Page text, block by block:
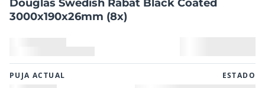
3000x190x26mm (8x)
PUJA ACTUAL ESTADO